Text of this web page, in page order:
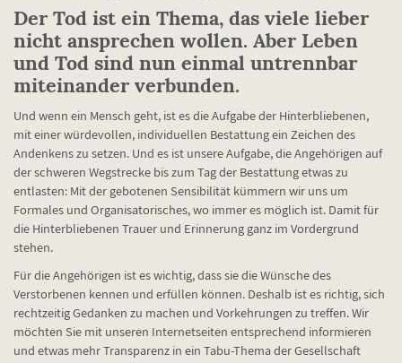
Der Tod ist ein Thema, das viele lieber
nicht ansprechen wollen. Aber Leben
und Tod sind nun einmal untrennbar
miteinander verbunden.
Und wenn ein Mensch geht, ist es die Aufgabe der Hinterbliebenen,
mit einer würdevollen, individuellen Bestattung ein Zeichen des
Andenkens zu setzen. Und es ist unsere Aufgabe, die Angehörigen auf
der schweren Wegstrecke bis zum Tag der Bestattung etwas zu
entlasten: Mit der gebotenen Sensibilität kümmern wir uns um
Formales und Organisatorisches, wo immer es möglich ist. Damit für
die Hinterbliebenen Trauer und Erinnerung ganz im Vordergrund
stehen.
Für die Angehörigen ist es wichtig, dass sie die Wünsche des
Verstorbenen kennen und erfüllen können. Deshalb ist es richtig, sich
rechtzeitig Gedanken zu machen und Vorkehrungen zu treffen. Wir
möchten Sie mit unseren Internetseiten entsprechend informieren
und etwas mehr Transparenz in ein Tabu-Thema der Gesellschaft